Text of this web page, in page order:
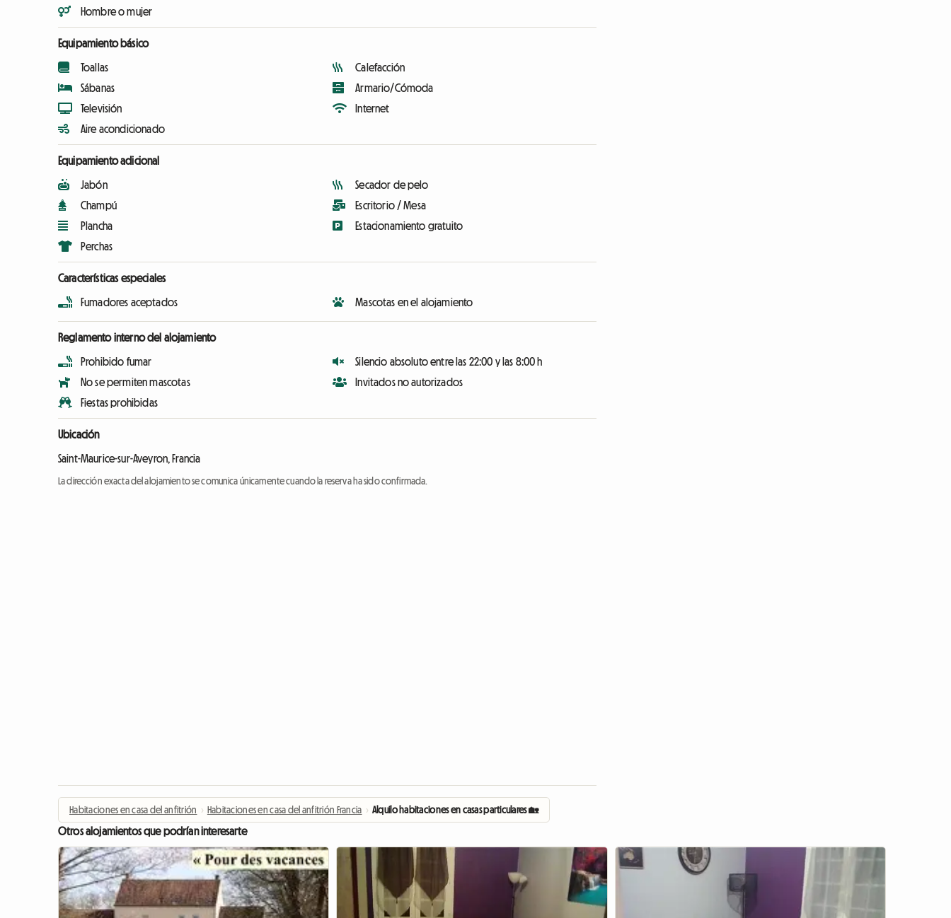
Hombre o mujer
Equipamiento básico
Toallas
Sábanas
Televisión
Aire acondicionado
Calefacción
Armario/Cómoda
Internet
Equipamiento adicional
Jabón
Champú
Plancha
Perchas
Secador de pelo
Escritorio / Mesa
Estacionamiento gratuito
Características especiales
Fumadores aceptados Mascotas en el alojamiento
Reglamento interno del alojamiento
Prohibido fumar
No se permiten mascotas
Fiestas prohibidas
Silencio absoluto entre las 22:00 y las 8:00 h
Invitados no autorizados
Ubicación
Saint-Maurice-sur-Aveyron, Francia
La dirección exacta del alojamiento se comunica únicamente cuando la reserva ha sido confirmada.
Habitaciones en casa del anfitrión › Habitaciones en casa del anfitrión Francia › Alquilo habitaciones en casas particulares 🏡
Otros alojamientos que podrían interesarte